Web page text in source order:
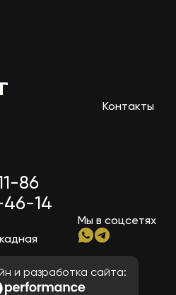
86
46-14
Контакты
Мы в соцсетях
и разработка сайта: